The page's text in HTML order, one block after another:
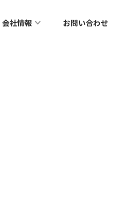
会社情報 お問い合わせ